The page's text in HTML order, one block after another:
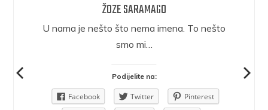
ŽOZE SARAMAGO
U nama je nešto što nema imena. To nešto
smo mi…
Podijelite na:
Facebook Twitter
Pinterest